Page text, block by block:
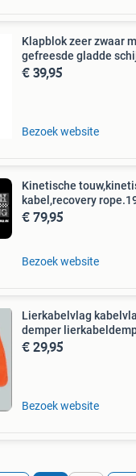
Klapblok zeer zwaar
gefreesde gladde
€ 39,95
Bezoek website
Kinetische
kabel,recovery
€ 79,95
Bezoek website
Lierkabelvlag kabelvlag winchkabel
demper
€ 29,95
Bezoek website